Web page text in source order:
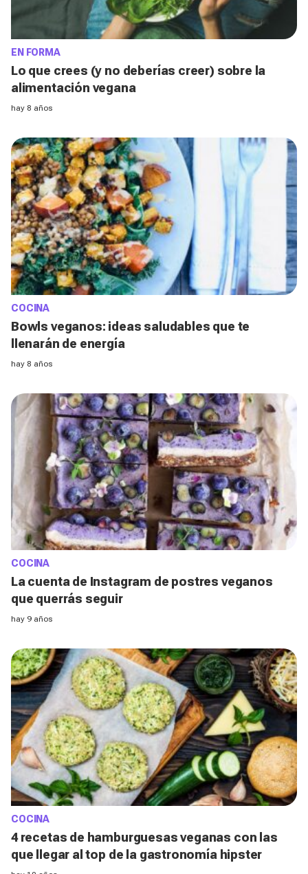
EN FORMA
Lo que crees (y no deberías creer) sobre la
alimentación vegana
hay 8 años
COCINA
Bowls veganos: ideas saludables que te
llenarán de energía
hay 8 años
COCINA
La cuenta de Instagram de postres veganos
que querrás seguir
hay 9 años
COCINA
4 recetas de hamburguesas veganas con las
que llegar al top de la gastronomía hipster